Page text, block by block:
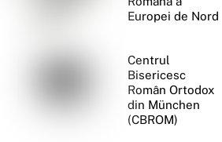
Europei de Nord
Centrul
Bisericesc
Român Ortodox
din München
(CBROM)